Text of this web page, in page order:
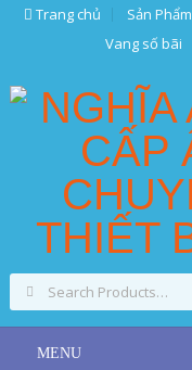
Trang chủ Sản Phẩm
Vang số bãi
MENU